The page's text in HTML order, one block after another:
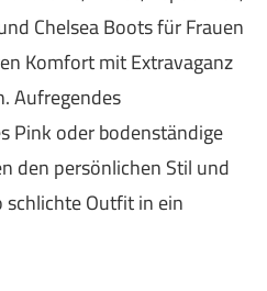
Chelsea Boots für Frauen
Komfort mit Extravaganz
Aufregendes
Pink oder bodenständige
den persönlichen Stil und
Outfit in ein